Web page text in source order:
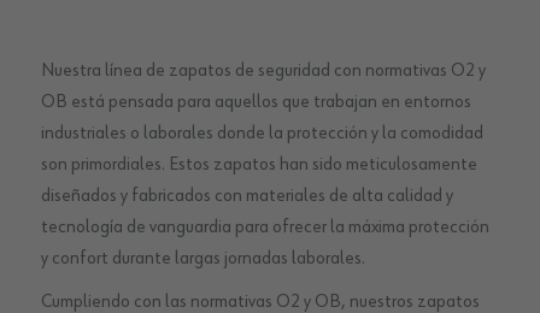
Nuestra línea de zapatos de seguridad con normativas O2 y
OB está pensada para aquellos que trabajan en entornos
industriales o laborales donde la protección y la comodidad
son primordiales. Estos zapatos han sido meticulosamente
diseñados y fabricados con materiales de alta calidad y
tecnología de vanguardia para ofrecer la máxima protección
y confort durante largas jornadas laborales.
Cumpliendo con las normativas O2 y OB, nuestros zapatos